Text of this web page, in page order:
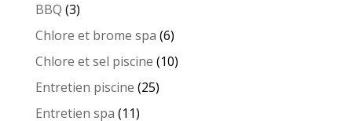
BBQ 33
produits
Chlore et brome spa 66
produits
Chlore et sel piscine 1010
Entretien piscine 2525
Entretien spa 1111